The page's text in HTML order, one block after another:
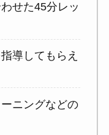
せた45分レッ
導してもらえ
ニングなどの